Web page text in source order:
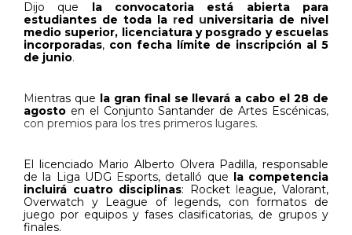
Dijo que la convocatoria está abierta para
estudiantes de toda la red universitaria de nivel
medio superior, licenciatura y posgrado y escuelas
incorporadas, con fecha límite de inscripción al 5
de junio.
Mientras que la gran final se llevará a cabo el 28 de
agosto en el Conjunto Santander de Artes Escénicas,
con premios para los tres primeros lugares.
El licenciado Mario Alberto Olvera Padilla, responsable
de la Liga UDG Esports, detalló que la competencia
incluirá cuatro disciplinas: Rocket league, Valorant,
Overwatch y League of legends, con formatos de
juego por equipos y fases clasificatorias, de grupos y
finales.